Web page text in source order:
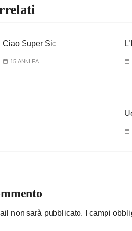
Ciao Super Sic
15 ANNI FA
non sarà pubblicato. I campi